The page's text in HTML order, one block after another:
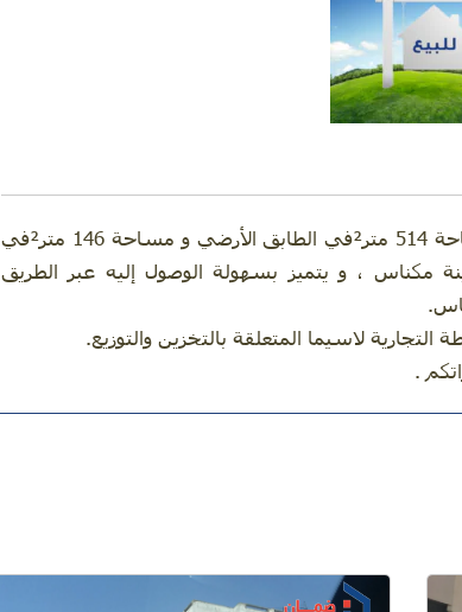
تعرض لكم ضمان إمو متجرًا كبيرًا للبيع , بمساحة 514 متر²في الطابق الأرضي و مساحة 146 متر²في
مكناس ، و يتميز بسهولة الوصول إليه عبر الطريق
لاسيما المتعلقة بالتخزين والتوزيع.
.